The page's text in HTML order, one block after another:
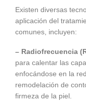
Existen diversas
aplicación del
comunes, incluyen:
– Radiofrecuencia
para calentar las
enfocándose en la
remodelación de
firmeza de la piel.